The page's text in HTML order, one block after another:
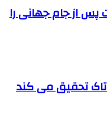
پس از جام جهانی را
تاک تحقیق می کند